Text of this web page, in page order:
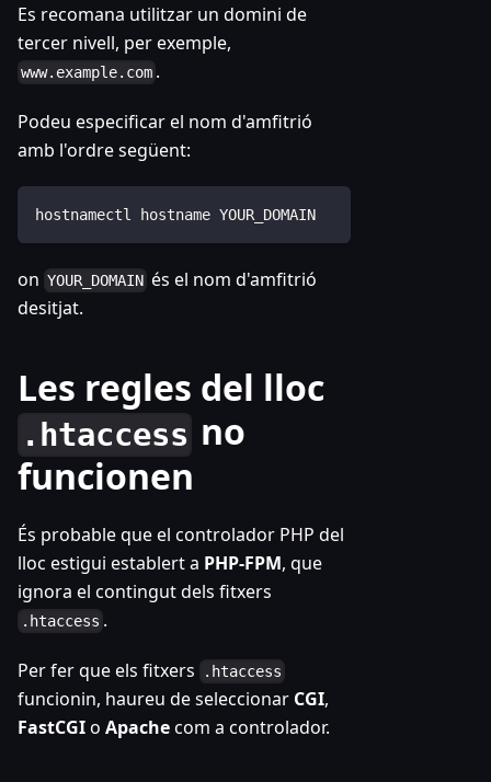
Es recomana utilitzar un domini de
tercer nivell, per exemple,
www.example.com .
Podeu especificar el nom d'amfitrió
amb l'ordre següent:
hostnamectl hostname YOUR_DOMAIN
on YOUR_DOMAIN és el nom d'amfitrió
desitjat.
Les regles del lloc
.htaccess no
funcionen
És probable que el controlador PHP del
lloc estigui establert a PHP-FPM, que
ignora el contingut dels fitxers
.htaccess .
Per fer que els fitxers .htaccess
funcionin, haureu de seleccionar CGI,
FastCGIo Apachecom a controlador.